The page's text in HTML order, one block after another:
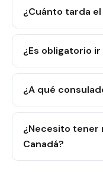
¿Cuánto tarda
¿Es obligatorio
¿A qué
¿Necesito tener
Canadá?